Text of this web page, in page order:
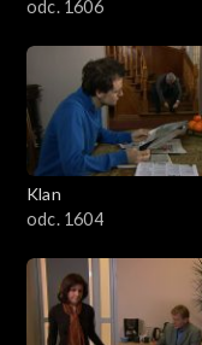
odc. 1606
Klan
odc. 1604